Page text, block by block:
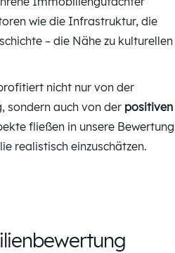
wie die Infrastruktur, die
– die Nähe zu kulturellen
nicht nur von der
sondern auch von der positiven
fließen in unsere Bewertung
realistisch einzuschätzen.